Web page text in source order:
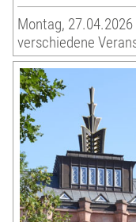
Montag,
verschiedene